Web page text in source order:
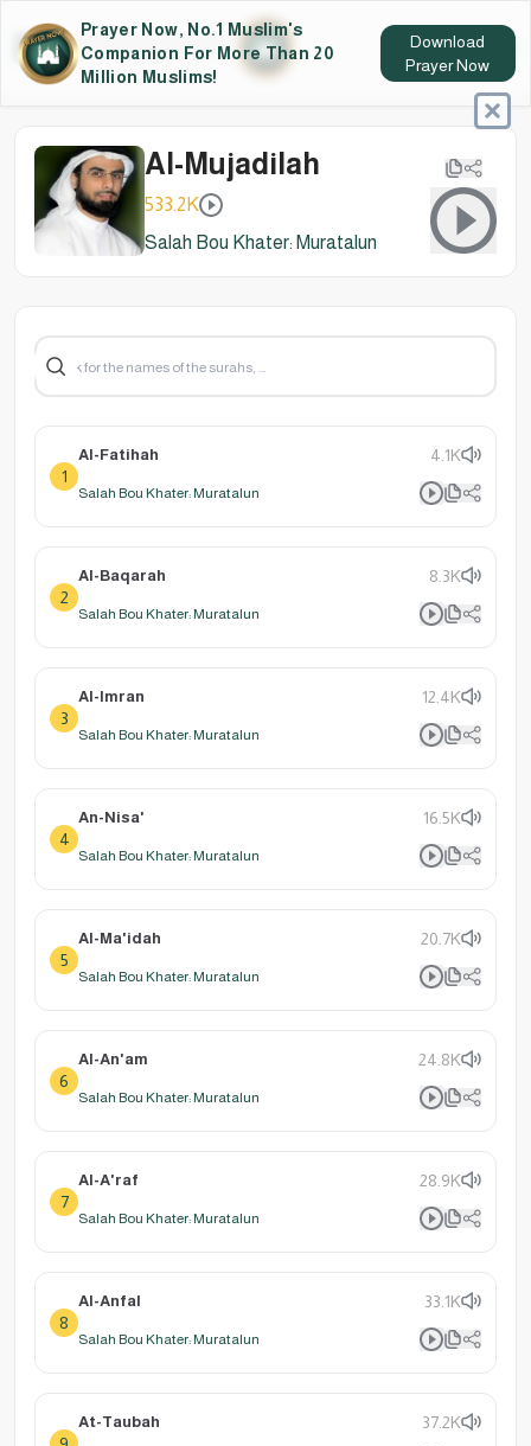
Prayer Now, No.1 Muslim's
Companion For More Than 20
Million Muslims!
Download
Prayer Now
Al-Mujadilah
533.2K
Salah Bou Khater: Muratalun
1
Al-Fatihah 4.1K
Salah Bou Khater: Muratalun
2
Al-Baqarah 8.3K
Salah Bou Khater: Muratalun
3
Al-Imran 12.4K
Salah Bou Khater: Muratalun
4
An-Nisa' 16.5K
Salah Bou Khater: Muratalun
5
Al-Ma'idah 20.7K
Salah Bou Khater: Muratalun
6
Al-An'am 24.8K
Salah Bou Khater: Muratalun
7
Al-A'raf 28.9K
Salah Bou Khater: Muratalun
8
Al-Anfal 33.1K
Salah Bou Khater: Muratalun
At-Taubah 37.2K